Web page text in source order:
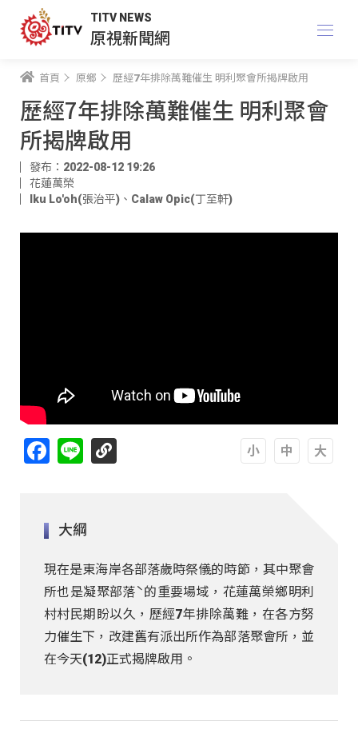
TITV NEWS
原視新聞網
首頁 原鄉 歷經7年排除萬難催生 明利聚會所揭牌啟用
歷經7年排除萬難催生 明利聚會
所揭牌啟用
發布：2022-08-12 19:26
花蓮萬榮
Iku Lo'oh(張治平) 、 Calaw Opic(丁至軒)
Facebook
Line
大綱
現在是東海岸各部落歲時祭儀的時節，其中聚會
所也是凝聚部落ˋ的重要場域，花蓮萬榮鄉明利
村村民期盼以久，歷經7年排除萬難，在各方努
力催生下，改建舊有派出所作為部落聚會所，並
在今天(12)正式揭牌啟用。